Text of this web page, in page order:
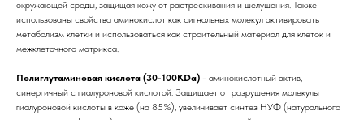
окружающей среды, защищая кожу от растрескивания и шелушения. Также
использованы свойства аминокислот как сигнальных молекул активировать
метаболизм клетки и использоваться как строительный материал для клеток и
межклеточного матрикса.
Полиглутаминовая кислота (30-100KDa) - аминокислотный актив,
синергичный с гиалуроновой кислотой. Защищает от разрушения молекулы
гиалуроновой кислоты в коже (на 85%), увеличивает синтез НУФ (натурального